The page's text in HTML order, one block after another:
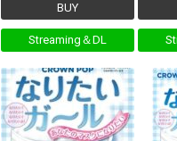
BUY
Streaming＆DL